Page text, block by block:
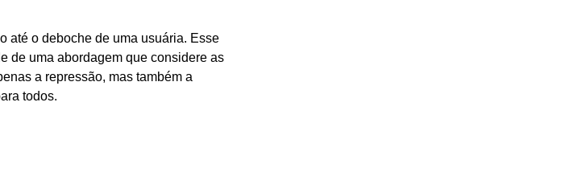
até o deboche de uma usuária. Esse
de uma abordagem que considere as
a repressão, mas também a
todos.